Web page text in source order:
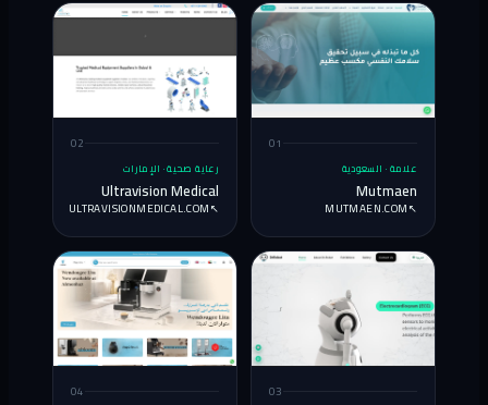
01
علامة · السعودية
Mutmaen
MUTMAEN.COM↗
02
رعاية صحية · الإمارات
Ultravision Medical
ULTRAVISIONMEDICAL.COM↗
03
04